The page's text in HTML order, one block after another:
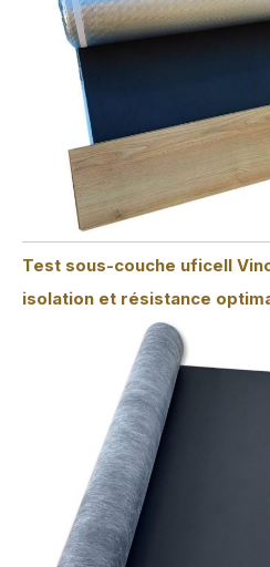
Test sous-couche uficell
isolation et résistance